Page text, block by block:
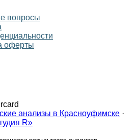
вопросы
оферты
анализы в Красноуфимске ·
R»